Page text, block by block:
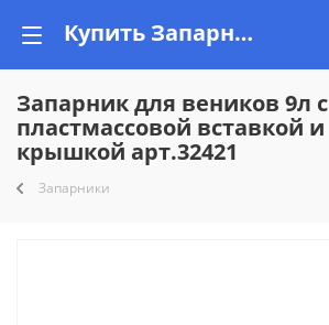
Купить Запарник для веников 9л с пластмассовой вставкой и крышкой арт.32421 недорого на Vishop.by
Запарник для веников 9л с
пластмассовой вставкой и
крышкой арт.32421
Запарники